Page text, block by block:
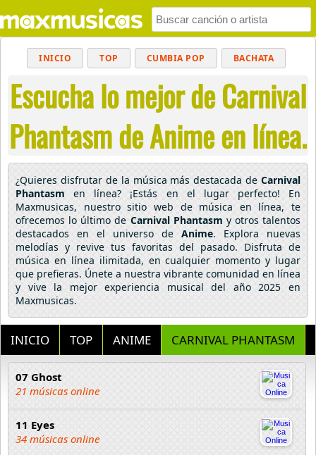
INICIO TOP CUMBIA POP BACHATA
MUSICA CRISTIANA REGGAETON
BALADAS ALTERNATIVO ELECTRÓNICA
CUMBIAS
Escucha lo mejor de Carnival
Phantasm de Anime en línea.
¿Quieres disfrutar de la música más destacada de Carnival
Phantasm en línea? ¡Estás en el lugar perfecto! En
Maxmusicas, nuestro sitio web de música en línea, te
ofrecemos lo último de Carnival Phantasm y otros talentos
destacados en el universo de Anime. Explora nuevas
melodías y revive tus favoritas del pasado. Disfruta de
música en línea ilimitada, en cualquier momento y lugar
que prefieras. Únete a nuestra vibrante comunidad en línea
y vive la mejor experiencia musical del año 2025 en
Maxmusicas.
INICIO TOP ANIME CARNIVAL PHANTASM
07 Ghost
21 músicas online
11 Eyes
34 músicas online